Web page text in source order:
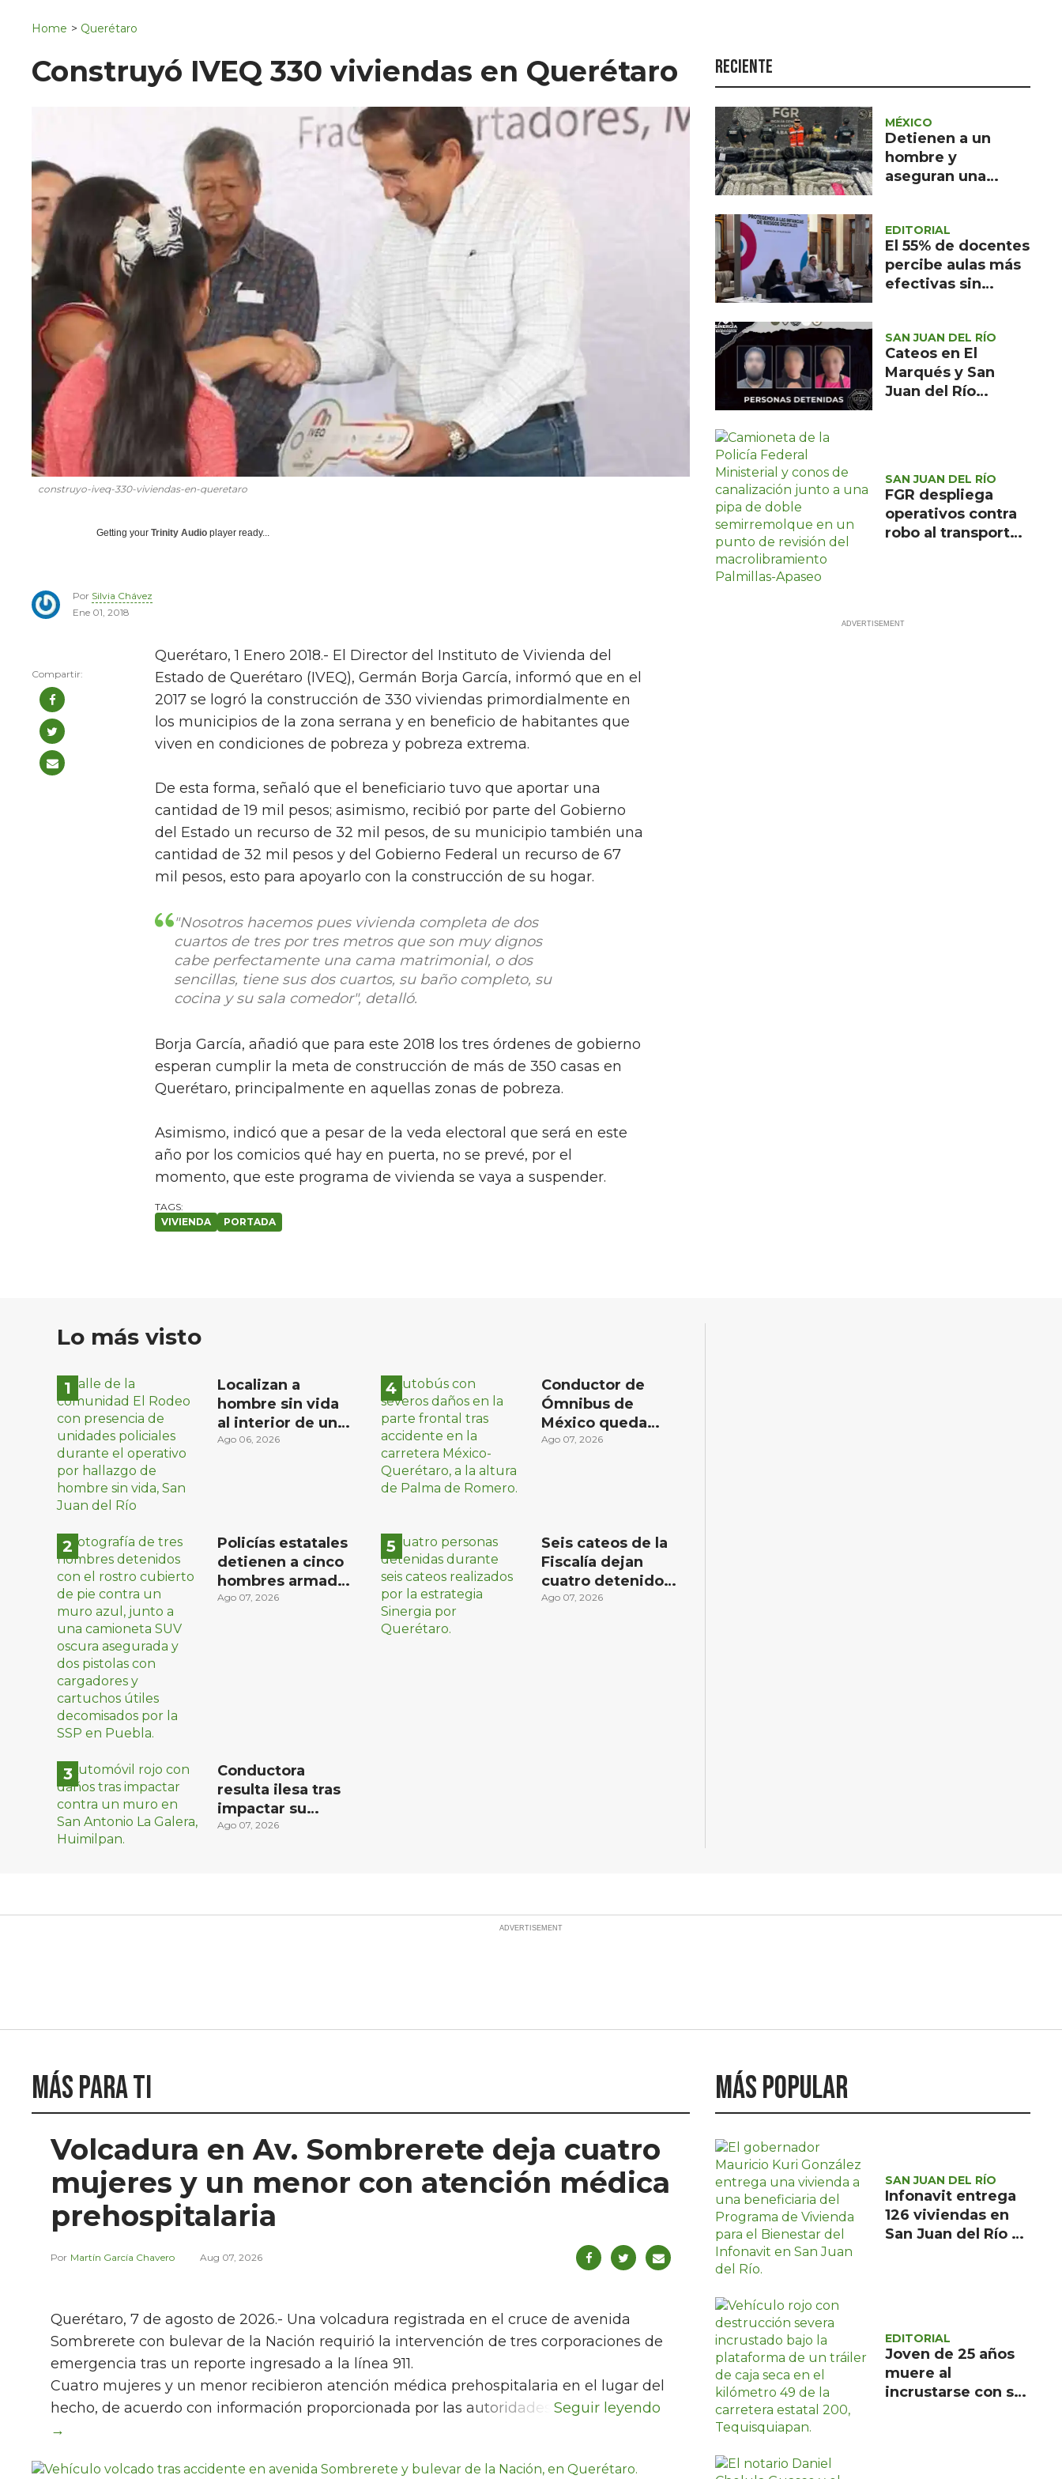
Política
Turismo
Asuntos Sociales
Estilo de vida
Home > Querétaro
Construyó IVEQ 330 viviendas en Querétaro
construyo-iveq-330-viviendas-en-queretaro
Getting your Trinity Audio player ready...
Por Silvia Chávez
Ene 01, 2018
Querétaro, 1 Enero 2018.- El Director del Instituto de Vivienda del
Estado de Querétaro (IVEQ), Germán Borja García, informó que en el
2017 se logró la construcción de 330 viviendas primordialmente en
los municipios de la zona serrana y en beneficio de habitantes que
viven en condiciones de pobreza y pobreza extrema.
De esta forma, señaló que el beneficiario tuvo que aportar una
cantidad de 19 mil pesos; asimismo, recibió por parte del Gobierno
del Estado un recurso de 32 mil pesos, de su municipio también una
cantidad de 32 mil pesos y del Gobierno Federal un recurso de 67
mil pesos, esto para apoyarlo con la construcción de su hogar.
"Nosotros hacemos pues vivienda completa de dos
cuartos de tres por tres metros que son muy dignos
cabe perfectamente una cama matrimonial, o dos
sencillas, tiene sus dos cuartos, su baño completo, su
cocina y su sala comedor", detalló.
Borja García, añadió que para este 2018 los tres órdenes de gobierno
esperan cumplir la meta de construcción de más de 350 casas en
Querétaro, principalmente en aquellas zonas de pobreza.
Asimismo, indicó que a pesar de la veda electoral que será en este
año por los comicios qué hay en puerta, no se prevé, por el
momento, que este programa de vivienda se vaya a suspender.
VIVIENDA PORTADA
Reciente
MÉXICO
Detienen a un
hombre y
aseguran una
Tabasco
EDITORIAL
El 55% de docentes
percibe aulas más
efectivas sin
SAN JUAN DEL RÍO
Cateos en El
Marqués y San
Juan del Río
SAN JUAN DEL RÍO
FGR despliega
operativos contra
robo al transporte
Lo más visto
Localizan a
hombre sin vida
al interior de un
domicilio en la
Ago 06, 2026
Policías estatales
detienen a cinco
hombres armados
en Puebla capital
Ago 07, 2026
Conductora
resulta ilesa tras
impactar su
vehículo contra
Ago 07, 2026
Conductor de
Ómnibus de
México queda
prensado en
Ago 07, 2026
Seis cateos de la
Fiscalía dejan
cuatro detenidos
y más de mil
Ago 07, 2026
Más para ti
Volcadura en Av. Sombrerete deja cuatro
mujeres y un menor con atención médica
prehospitalaria
Martín García Chavero Aug 07, 2026
Querétaro, 7 de agosto de 2026.- Una volcadura registrada en el cruce de avenida
Sombrerete con bulevar de la Nación requirió la intervención de tres corporaciones de
emergencia tras un reporte ingresado a la línea 911.
Cuatro mujeres y un menor recibieron atención médica prehospitalaria en el lugar del
hecho, de acuerdo con información proporcionada por las autoridades.
Más popular
SAN JUAN DEL RÍO
Infonavit entrega
126 viviendas en
San Juan del Río a
EDITORIAL
Joven de 25 años
muere al
incrustarse con su